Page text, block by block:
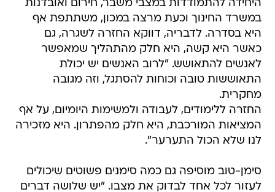
היחידה להתמודדות במצבי משבר, חירום ואובדנות
במשרד החינוך וכעת מרצה במכון, משתתפת אף
היא בסדרה. לדבריה, דווקא החזרה לשגרה, גם
כאשר היא קשה, היא חלק מהתהליך שמאפשר
לאנשים להתאושש. "לרוב האנשים יש יכולת
התאוששות טובה וכוחות להסתגל, וזה מגובה
מחקרית.
החזרה ללימודים, לעבודה ולמשימות היומיום, על אף
המציאות המורכבת, היא חלק מהפתרון. היא מזכירה
לנו שלא הכול התערער".
סימן-טוב מוסיפה גם כמה סימנים פשוטים שיכולים
לעזור לכל אחד לבדוק את מצבו. "יש שלושה דברים